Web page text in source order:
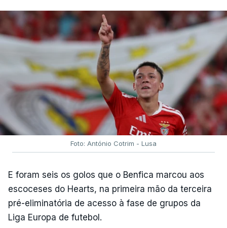
Foto: António Cotrim - Lusa
E foram seis os golos que o Benfica marcou aos
escoceses do Hearts, na primeira mão da terceira
pré-eliminatória de acesso à fase de grupos da
Liga Europa de futebol.